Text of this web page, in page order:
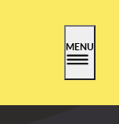
MENU